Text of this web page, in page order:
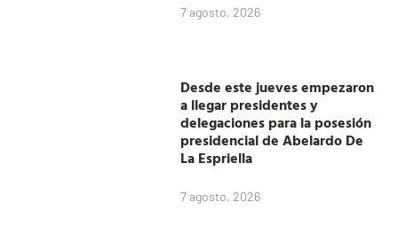
7 agosto, 2026
Desde este jueves empezaron
a llegar presidentes y
delegaciones para la posesión
presidencial de Abelardo De
La Espriella
7 agosto, 2026